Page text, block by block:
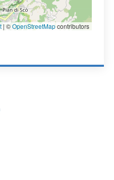
| ©OpenStreetMapcontributors